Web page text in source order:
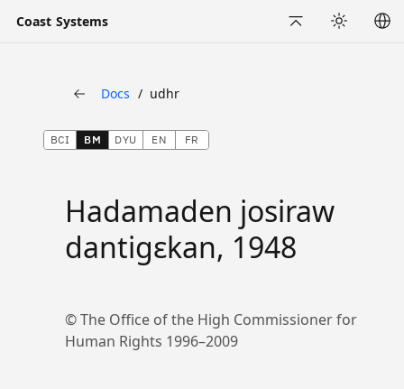
Coast Systems
Kɔfɛta
Docs udhr
BCI BM DYU EN FR
Hadamaden josiraw
dantigɛkan, 1948
© The Office of the High Commissioner for
Human Rights 1996–2009